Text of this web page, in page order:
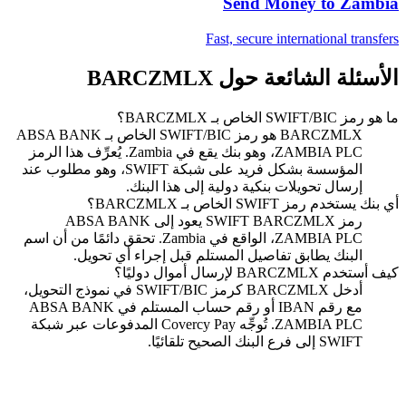
Fast, secure international transfers
الأسئلة الشائعة حول BARCZMLX
ما هو رمز SWIFT/BIC الخاص بـ BARCZMLX؟
BARCZMLX هو رمز SWIFT/BIC الخاص بـ ABSA BANK
ZAMBIA PLC، وهو بنك يقع في Zambia. يُعرِّف هذا الرمز
المؤسسة بشكل فريد على شبكة SWIFT، وهو مطلوب عند
إرسال تحويلات بنكية دولية إلى هذا البنك.
أي بنك يستخدم رمز SWIFT الخاص بـ BARCZMLX؟
رمز SWIFT BARCZMLX يعود إلى ABSA BANK
ZAMBIA PLC، الواقع في Zambia. تحقق دائمًا من أن اسم
البنك يطابق تفاصيل المستلم قبل إجراء أي تحويل.
كيف أستخدم BARCZMLX لإرسال أموال دوليًا؟
أدخل BARCZMLX كرمز SWIFT/BIC في نموذج التحويل،
مع رقم IBAN أو رقم حساب المستلم في ABSA BANK
ZAMBIA PLC. تُوجِّه Covercy Pay المدفوعات عبر شبكة
SWIFT إلى فرع البنك الصحيح تلقائيًا.